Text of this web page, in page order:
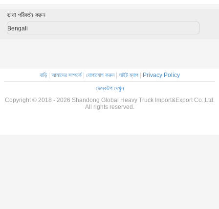
ভাষা পরিবর্তন করুন
Bengali
বাড়ি| আমাদের সম্পর্কে| যোগাযোগ করুন| সাইট ম্যাপ|
Privacy Policy
ডেস্কটপ দেখুন
Copyright © 2018 - 2026 Shandong Global Heavy Truck Import&Export Co.,Ltd.
All rights reserved.